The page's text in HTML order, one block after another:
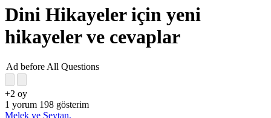
Dini Hikayeler için yeni
hikayeler ve cevaplar
Ad before All Questions
+2 oy
1 yorum 198 gösterim
Melek ve Şeytan.